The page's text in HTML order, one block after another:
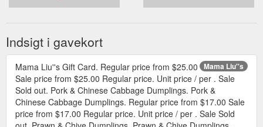
Indsigt i gavekort
Mama Liu''s
Mama Liu''s Gift Card. Regular price from $25.00
Sale price from $25.00 Regular price. Unit price / per . Sale
Sold out. Pork & Chinese Cabbage Dumplings. Pork &
Chinese Cabbage Dumplings. Regular price from $17.00 Sale
price from $17.00 Regular price. Unit price / per . Sale Sold